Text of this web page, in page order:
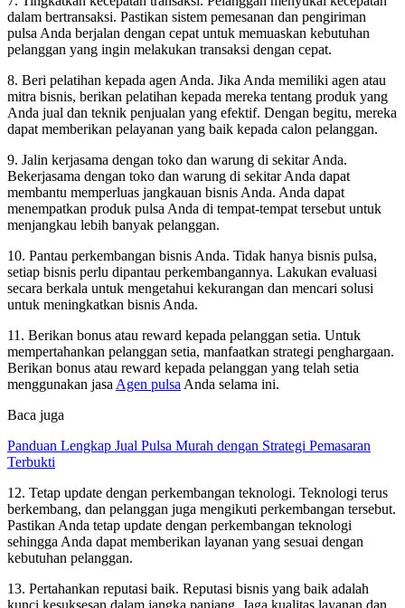
dalam bertransaksi. Pastikan sistem pemesanan dan pengiriman
pulsa Anda berjalan dengan cepat untuk memuaskan kebutuhan
pelanggan yang ingin melakukan transaksi dengan cepat.
8. Beri pelatihan kepada agen Anda. Jika Anda memiliki agen atau
mitra bisnis, berikan pelatihan kepada mereka tentang produk yang
Anda jual dan teknik penjualan yang efektif. Dengan begitu, mereka
dapat memberikan pelayanan yang baik kepada calon pelanggan.
9. Jalin kerjasama dengan toko dan warung di sekitar Anda.
Bekerjasama dengan toko dan warung di sekitar Anda dapat
membantu memperluas jangkauan bisnis Anda. Anda dapat
menempatkan produk pulsa Anda di tempat-tempat tersebut untuk
menjangkau lebih banyak pelanggan.
10. Pantau perkembangan bisnis Anda. Tidak hanya bisnis pulsa,
setiap bisnis perlu dipantau perkembangannya. Lakukan evaluasi
secara berkala untuk mengetahui kekurangan dan mencari solusi
untuk meningkatkan bisnis Anda.
11. Berikan bonus atau reward kepada pelanggan setia. Untuk
mempertahankan pelanggan setia, manfaatkan strategi penghargaan.
Berikan bonus atau reward kepada pelanggan yang telah setia
menggunakan jasa Agen pulsa Anda selama ini.
Baca juga
Panduan Lengkap Jual Pulsa Murah dengan Strategi Pemasaran
Terbukti
12. Tetap update dengan perkembangan teknologi. Teknologi terus
berkembang, dan pelanggan juga mengikuti perkembangan tersebut.
Pastikan Anda tetap update dengan perkembangan teknologi
sehingga Anda dapat memberikan layanan yang sesuai dengan
kebutuhan pelanggan.
13. Pertahankan reputasi baik. Reputasi bisnis yang baik adalah
kunci kesuksesan dalam jangka panjang. Jaga kualitas layanan dan